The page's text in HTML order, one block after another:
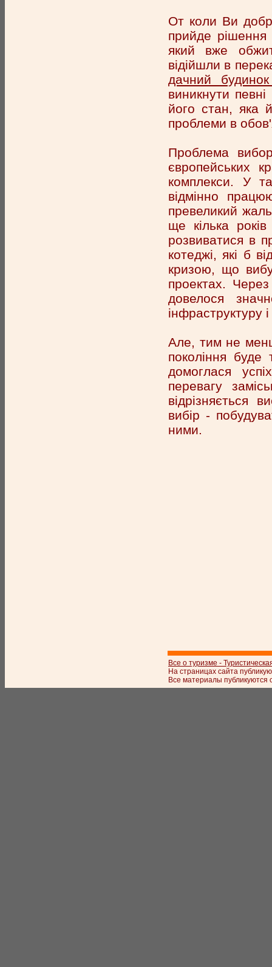
От коли Ви
прийде
який вже
відійшли в
дачний
виникнути
його стан, яка
проблеми в
Проблема
європейських
комплекси. У
відмінно
превеликий
ще кілька
розвиватися в
котеджі, які б
кризою, що
проектах.
довелося
інфраструктуру
Але, тим не
покоління буде
домоглася
перевагу
відрізняється
вибір -
ними.
Все о туризме -
На страницах сайта
Все материалы публикуются